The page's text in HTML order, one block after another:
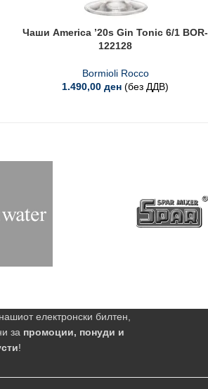
Чаши America ’20s Gin Tonic 6/1 BOR-
122128
Bormioli Rocco
1.490,00ден (без ДДВ)
електронски билтен,
за промоции, понуди и
!